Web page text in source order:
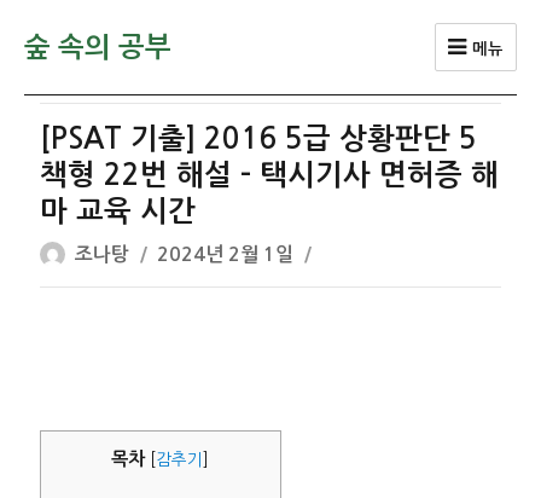
숲 속의 공부 메뉴
[PSAT 기출] 2016 5급 상황판단 5
책형 22번 해설 – 택시기사 면허증 해
마 교육 시간
글
쓴
조나탕
작
성
2024년 2월 1일
목차 감추기